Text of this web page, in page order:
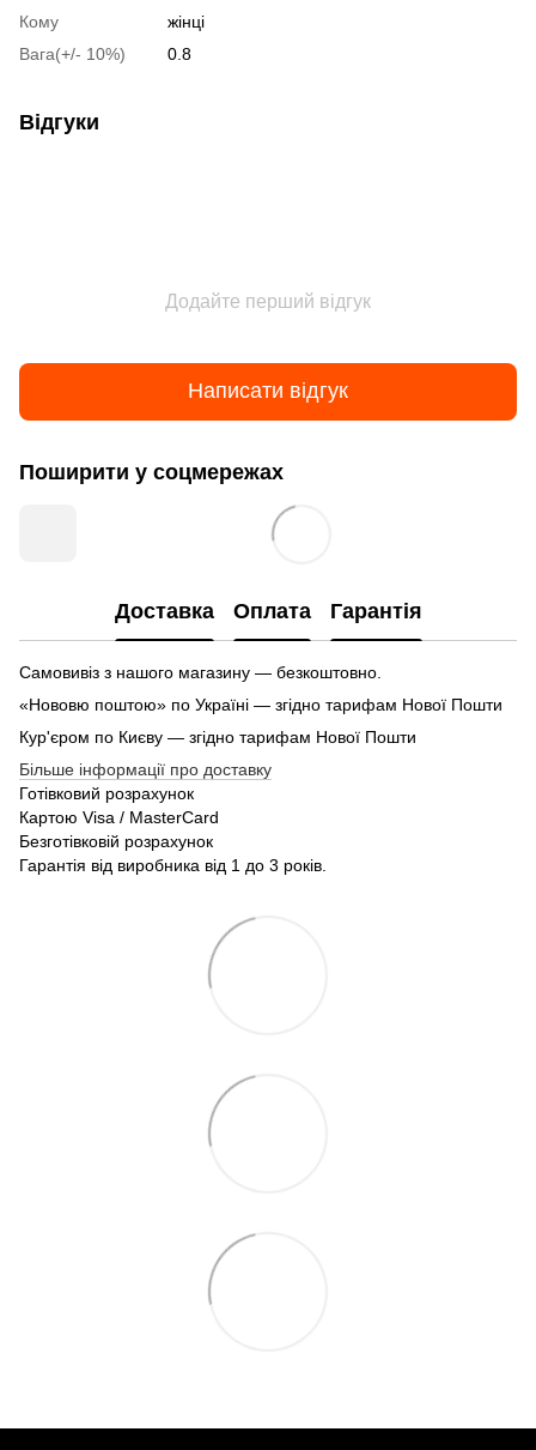
Кому
жінці
Вага(+/- 10%)
0.8
Відгуки
Додайте перший відгук
Написати відгук
Поширити у соцмережах
Доставка Оплата Гарантія
Самовивіз з нашого магазину — безкоштовно.
«Нововю поштою» по Україні — згідно тарифам Нової Пошти
Кур'єром по Києву — згідно тарифам Нової Пошти
Більше інформації про доставку
Готівковий розрахунок
Картою Visa / MasterCard
Безготівковій розрахунок
Гарантія від виробника від 1 до 3 років.